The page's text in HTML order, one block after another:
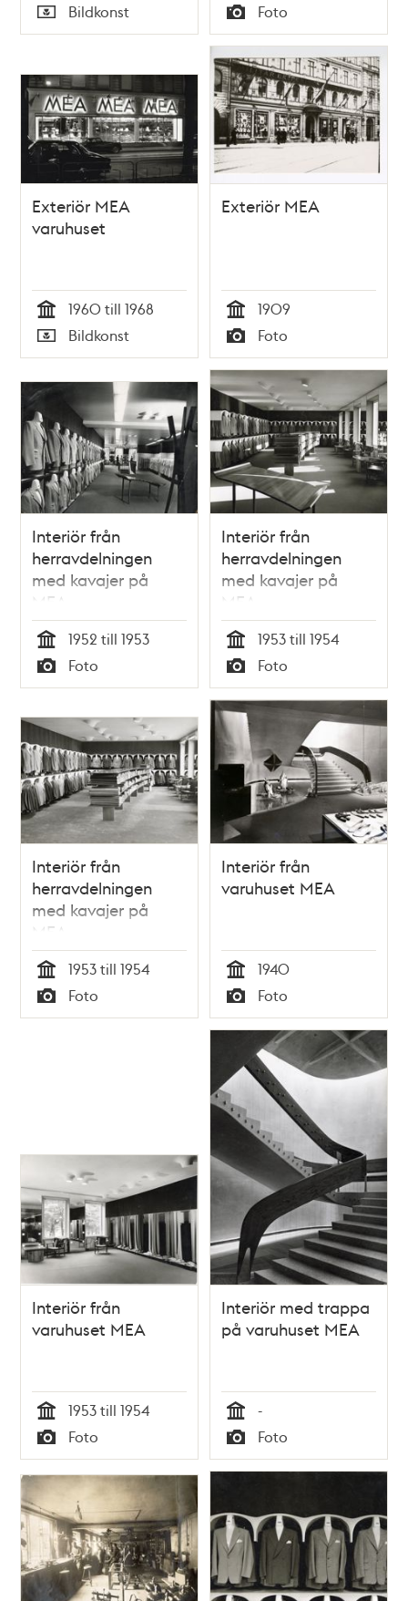
Tid
Typ
Bildkonst
Tid
Typ
Foto
Exteriör MEA
varuhuset
Tid
1960 till 1968
Typ
Bildkonst
Exteriör MEA
Tid
1909
Typ
Foto
Interiör från
herravdelningen
med kavajer på
MEA
Tid
1952 till 1953
Typ
Foto
Interiör från
herravdelningen
med kavajer på
MEA
Tid
1953 till 1954
Typ
Foto
Interiör från
herravdelningen
med kavajer på
MEA
Tid
1953 till 1954
Typ
Foto
Interiör från
varuhuset MEA
Tid
1940
Typ
Foto
Interiör från
varuhuset MEA
Tid
1953 till 1954
Typ
Foto
Interiör med trappa
på varuhuset MEA
Tid
-
Typ
Foto